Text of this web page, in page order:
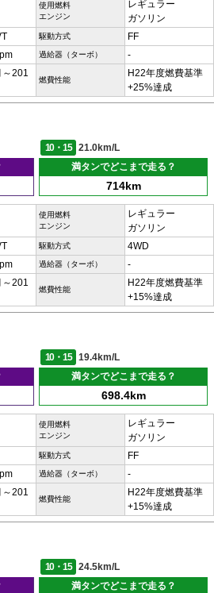
使用燃料
エンジン
レギュラー
ガソリン
駆動方式 FF
過給器（ターボ） -
201
燃費性能
H22年度燃費基準
+25%達成
10・15
21.0km/L
満タンでどこまで走る？
714km
使用燃料
エンジン
レギュラー
ガソリン
駆動方式 4WD
過給器（ターボ） -
201
燃費性能
H22年度燃費基準
+15%達成
10・15
19.4km/L
満タンでどこまで走る？
698.4km
使用燃料
エンジン
レギュラー
ガソリン
駆動方式 FF
過給器（ターボ） -
201
燃費性能
H22年度燃費基準
+15%達成
10・15
24.5km/L
満タンでどこまで走る？